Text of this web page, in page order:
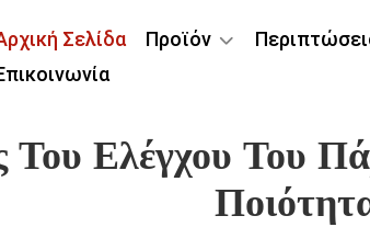
Σελίδα Προϊόν
Του Ελέγχου Του